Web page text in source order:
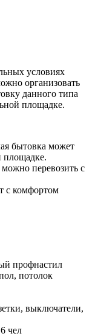
условиях
организовать
данного типа
площадке.
бытовка может
площадке.
перевозить с
с комфортом
профнастил
потолок
выключатели,
чел